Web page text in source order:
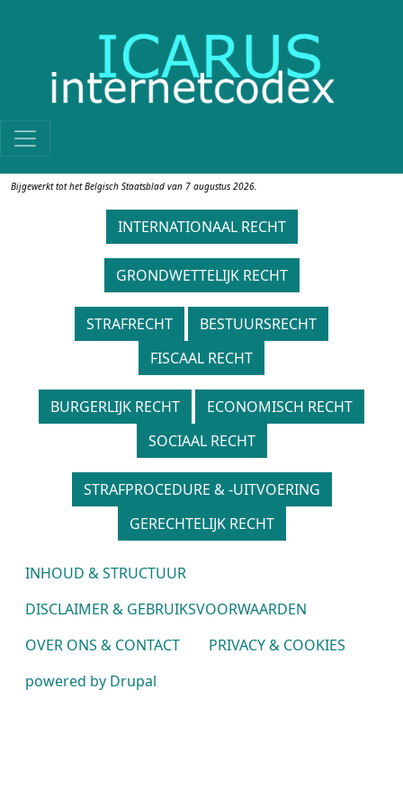
Bijgewerkt tot het Belgisch Staatsblad van 7 augustus 2026.
INTERNATIONAAL RECHT
GRONDWETTELIJK RECHT
STRAFRECHT
BESTUURSRECHT
FISCAAL RECHT
BURGERLIJK RECHT
ECONOMISCH RECHT
SOCIAAL RECHT
STRAFPROCEDURE & -UITVOERING
GERECHTELIJK RECHT
Voet
INHOUD & STRUCTUUR
DISCLAIMER & GEBRUIKSVOORWAARDEN
OVER ONS & CONTACT
PRIVACY & COOKIES
powered by Drupal